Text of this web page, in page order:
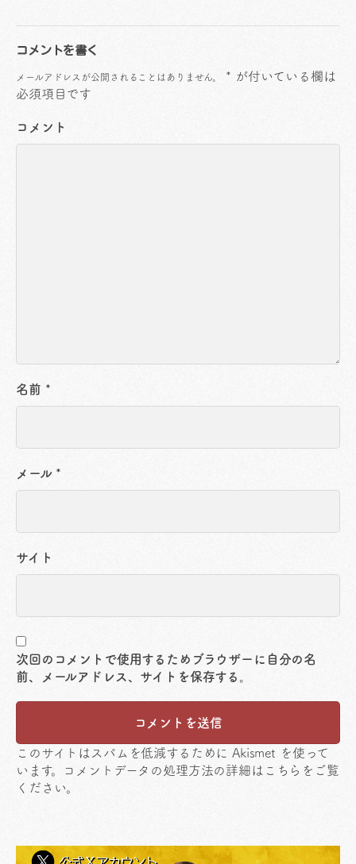
コメントを書く
メールアドレスが公開されることはありません。 * が付いている欄は
必須項目です
コメント
名前 *
メール *
サイト
次回のコメントで使用するためブラウザーに自分の名
前、メールアドレス、サイトを保存する。
このサイトはスパムを低減するために Akismet を使って
います。
コメントデータの処理方法の詳細はこちらをご覧
ください。